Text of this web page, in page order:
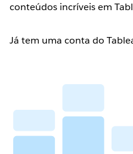
conteúdos incríveis em
Já tem uma conta do